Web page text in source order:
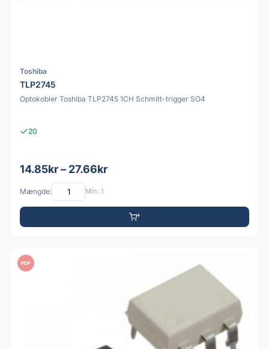
Toshiba
TLP2745
Optokobler Toshiba TLP2745 1CH Schmitt-trigger SO4
20
14.85kr – 27.66kr
Mængde: Min: 1
PDF